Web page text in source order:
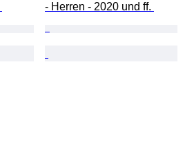
- Herren - 2020 und ff.